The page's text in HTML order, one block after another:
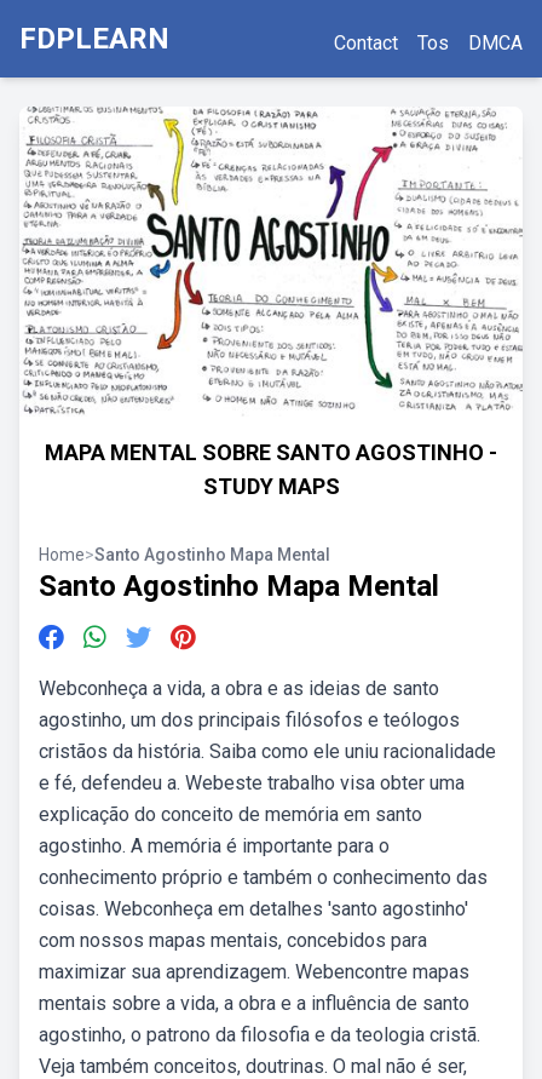
FDPLEARN Contact Tos DMCA
MAPA MENTAL SOBRE SANTO AGOSTINHO -
STUDY MAPS
Home>Santo Agostinho Mapa Mental
Santo Agostinho Mapa Mental
Webconheça a vida, a obra e as ideias de santo
agostinho, um dos principais filósofos e teólogos
cristãos da história. Saiba como ele uniu racionalidade
e fé, defendeu a. Webeste trabalho visa obter uma
explicação do conceito de memória em santo
agostinho. A memória é importante para o
conhecimento próprio e também o conhecimento das
coisas. Webconheça em detalhes 'santo agostinho'
com nossos mapas mentais, concebidos para
maximizar sua aprendizagem. Webencontre mapas
mentais sobre a vida, a obra e a influência de santo
agostinho, o patrono da filosofia e da teologia cristã.
Veja também conceitos, doutrinas. O mal não é ser,